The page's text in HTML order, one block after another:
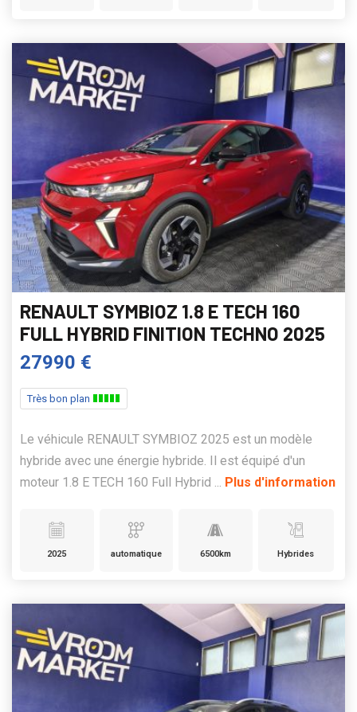
RENAULT SYMBIOZ 1.8 E TECH 160
FULL HYBRID FINITION TECHNO 2025
27990 €
Très bon plan
Le véhicule RENAULT SYMBIOZ 2025 est un modèle
hybride avec une énergie hybride. Il est équipé d'un
moteur 1.8 E TECH 160 Full Hybrid ... Plus d'information
2025 automatique 6500km Hybrides